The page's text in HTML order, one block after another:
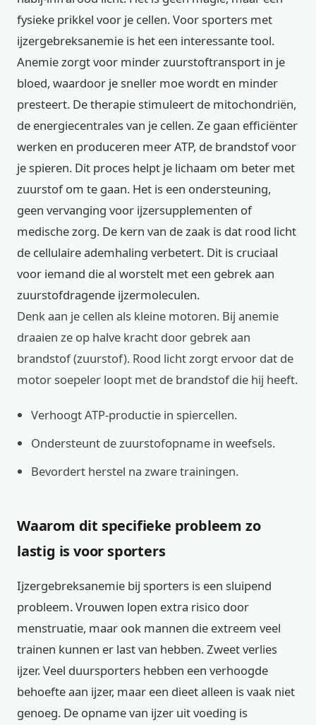
fysieke prikkel voor je cellen. Voor sporters met
ijzergebreksanemie is het een interessante tool.
Anemie zorgt voor minder zuurstoftransport in je
bloed, waardoor je sneller moe wordt en minder
presteert. De therapie stimuleert de mitochondriën,
de energiecentrales van je cellen. Ze gaan efficiënter
werken en produceren meer ATP, de brandstof voor
je spieren. Dit proces helpt je lichaam om beter met
zuurstof om te gaan. Het is een ondersteuning,
geen vervanging voor ijzersupplementen of
medische zorg. De kern van de zaak is dat rood licht
de cellulaire ademhaling verbetert. Dit is cruciaal
voor iemand die al worstelt met een gebrek aan
zuurstofdragende ijzermoleculen.
Denk aan je cellen als kleine motoren. Bij anemie
draaien ze op halve kracht door gebrek aan
brandstof (zuurstof). Rood licht zorgt ervoor dat de
motor soepeler loopt met de brandstof die hij heeft.
Verhoogt ATP-productie in spiercellen.
Ondersteunt de zuurstofopname in weefsels.
Bevordert herstel na zware trainingen.
Waarom dit specifieke probleem zo
lastig is voor sporters
Ijzergebreksanemie bij sporters is een sluipend
probleem. Vrouwen lopen extra risico door
menstruatie, maar ook mannen die extreem veel
trainen kunnen er last van hebben. Zweet verlies
ijzer. Veel duursporters hebben een verhoogde
behoefte aan ijzer, maar een dieet alleen is vaak niet
genoeg. De opname van ijzer uit voeding is